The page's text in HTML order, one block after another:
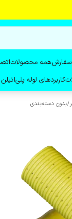
سفارشهمه محصولات
کاربردهای لوله
/بدون دسته‌بندی